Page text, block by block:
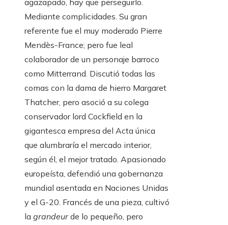
agazapado, hay que perseguirlo.
Mediante complicidades. Su gran
referente fue el muy moderado Pierre
Mendès-France; pero fue leal
colaborador de un personaje barroco
como Mitterrand. Discutió todas las
comas con la dama de hierro Margaret
Thatcher, pero asoció a su colega
conservador lord Cockfield en la
gigantesca empresa del Acta única
que alumbraría el mercado interior,
según él, el mejor tratado. Apasionado
europeísta, defendió una gobernanza
mundial asentada en Naciones Unidas
y el G-20. Francés de una pieza, cultivó
la grandeurde lo pequeño, pero